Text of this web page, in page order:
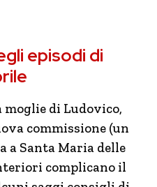
episodi di
moglie di Ludovico,
commissione (un
a Santa Maria delle
complicano il